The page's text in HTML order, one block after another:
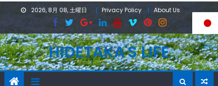
2026, 8月 08, 土曜日 Privacy Policy About Us
HIDETAKA'S LIFE